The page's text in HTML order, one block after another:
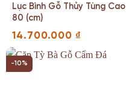
Lục Bình Gỗ Thủy Tùng Cao
80 (cm)
14.700.000 ₫
-10%